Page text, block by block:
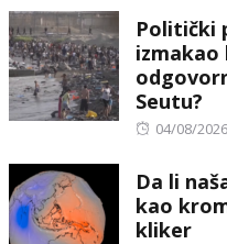
Politički
izmakao
Seutu?
Posted
04/08/2026
Da li
kao
kliker